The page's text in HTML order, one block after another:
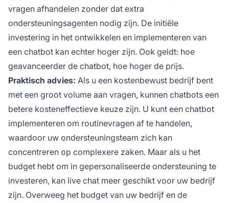
vragen afhandelen zonder dat extra
ondersteuningsagenten nodig zijn. De initiële
investering in het ontwikkelen en implementeren van
een chatbot kan echter hoger zijn. Ook geldt: hoe
geavanceerder de chatbot, hoe hoger de prijs.
Praktisch advies: Als u een kostenbewust bedrijf bent
met een groot volume aan vragen, kunnen chatbots een
betere kosteneffectieve keuze zijn. U kunt een chatbot
implementeren om routinevragen af te handelen,
waardoor uw ondersteuningsteam zich kan
concentreren op complexere zaken. Maar als u het
budget hebt om in gepersonaliseerde ondersteuning te
investeren, kan live chat meer geschikt voor uw bedrijf
zijn. Overweeg het budget van uw bedrijf en de